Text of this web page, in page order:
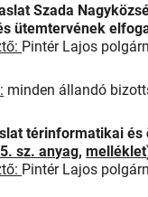
Szada
ütemtervének
Pintér Lajos
minden állandó
térinformatikai és
sz. anyag,melléklet
Pintér Lajos